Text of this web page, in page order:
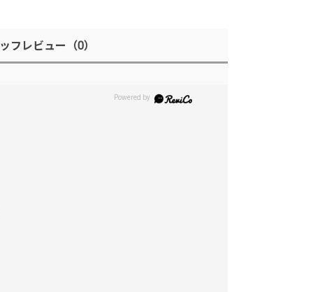
フレビュー （0）